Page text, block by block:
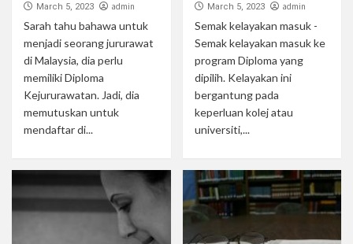
March 5, 2023 admin
Sarah tahu bahawa untuk
menjadi seorang jururawat
di Malaysia, dia perlu
memiliki Diploma
Kejururawatan. Jadi, dia
memutuskan untuk
mendaftar di...
March 5, 2023 admin
Semak kelayakan masuk -
Semak kelayakan masuk ke
program Diploma yang
dipilih. Kelayakan ini
bergantung pada
keperluan kolej atau
universiti,...